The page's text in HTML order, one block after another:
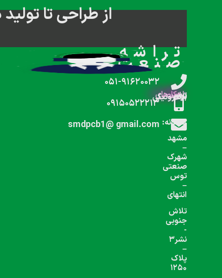
های اجتماعی دنبال کنید